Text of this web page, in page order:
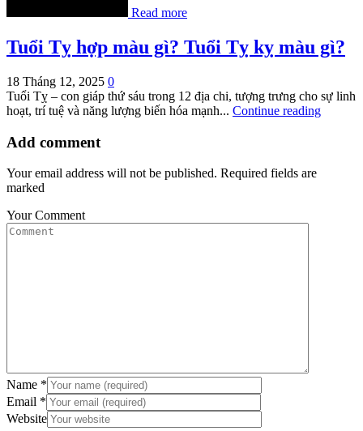
Read more
Tuổi Tỵ hợp màu gì? Tuổi Tỵ kỵ màu gì?
18 Tháng 12, 2025 0
Tuổi Tỵ – con giáp thứ sáu trong 12 địa chi, tượng trưng cho sự linh
hoạt, trí tuệ và năng lượng biến hóa mạnh... Continue reading
Add comment
Your email address will not be published. Required fields are
marked
Your Comment
Name *
Email *
Website